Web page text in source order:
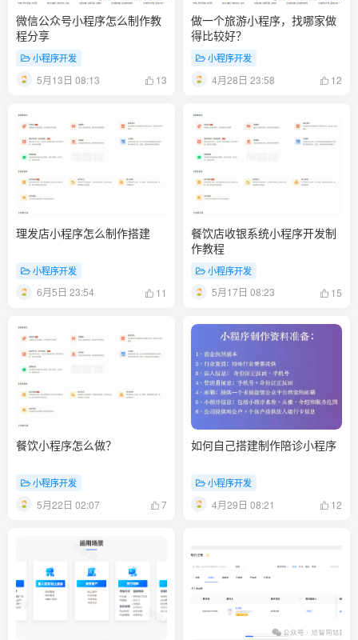
微信公众号小程序怎么制作教
程分享
小程序开发
5月13日 08:13 13
做一个旅游小程序，找哪家做
得比较好？
小程序开发
4月28日 23:58 12
理发店小程序怎么制作搭建
小程序开发
6月5日 23:54 11
餐饮店收银系统小程序开发制
作教程
小程序开发
5月17日 08:23 15
餐饮小程序怎么做？
小程序开发
5月22日 02:07 7
如何自己搭建制作陪诊小程序
小程序开发
4月29日 08:21 12